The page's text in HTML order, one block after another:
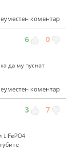
коментар
6 0
да му пуснат
коментар
3 7